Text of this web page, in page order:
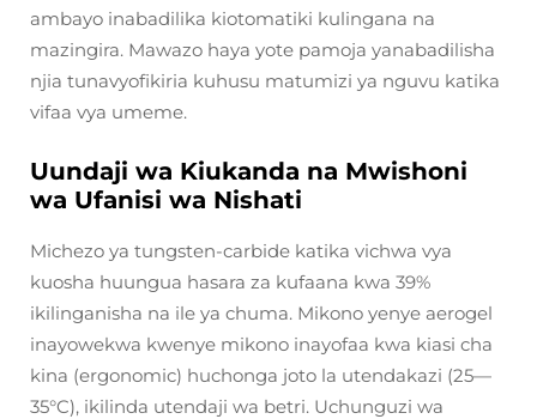
ambayo inabadilika kiotomatiki kulingana na
mazingira. Mawazo haya yote pamoja yanabadilisha
njia tunavyofikiria kuhusu matumizi ya nguvu katika
vifaa vya umeme.
Uundaji wa Kiukanda na Mwishoni
wa Ufanisi wa Nishati
Michezo ya tungsten-carbide katika vichwa vya
kuosha huungua hasara za kufaana kwa 39%
ikilinganisha na ile ya chuma. Mikono yenye aerogel
inayowekwa kwenye mikono inayofaa kwa kiasi cha
kina (ergonomic) huchonga joto la utendakazi (25—
35°C), ikilinda utendaji wa betri. Uchunguzi wa